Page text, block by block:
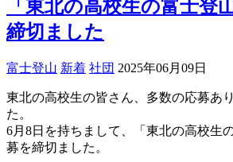
「東北の高校生の富士登
締切ました
富士登山 新着 社団 2025年06月09日
東北の高校生の皆さん、多数の応募あ
た。
6月8日を持ちまして、「東北の高校生
募を締切ました。